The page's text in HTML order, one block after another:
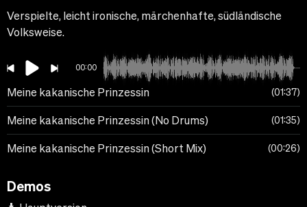
Verspielte, leicht ironische, märchenhafte, südländische
Volksweise.
00:00
Meine kakanische Prinzessin 01:37
Meine kakanische Prinzessin (No Drums) 01:35
Meine kakanische Prinzessin (Short Mix) 00:26
Demos